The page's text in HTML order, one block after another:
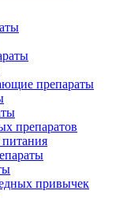
препараты
препаратов
питания
привычек